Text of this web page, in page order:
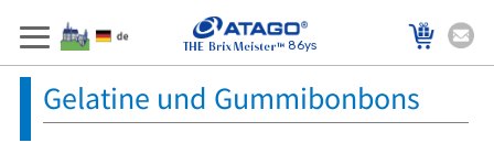
86ys
Gelatine und Gummibonbons